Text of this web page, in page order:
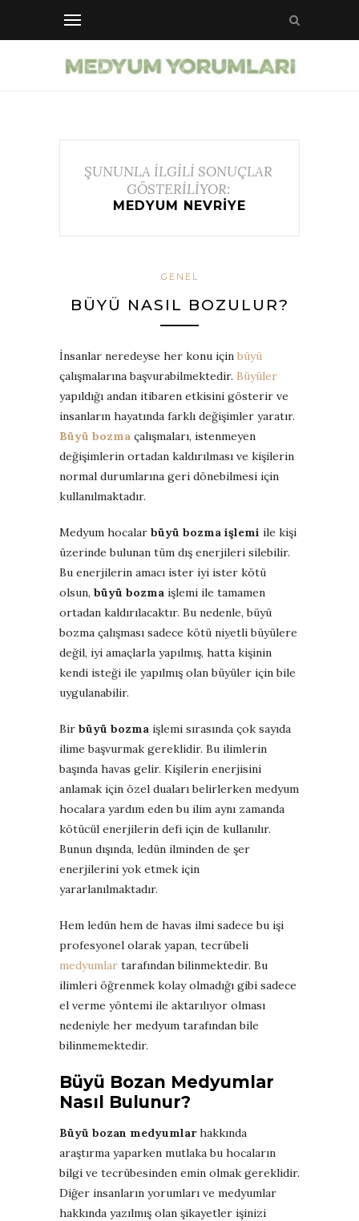
ŞUNUNLA İLGİLİ SONUÇLAR
GÖSTERİLİYOR:
MEDYUM NEVRIYE
GENEL
BÜYÜ NASIL BOZULUR?
İnsanlar neredeyse her konu için büyü
çalışmalarına başvurabilmektedir. Büyüler
yapıldığı andan itibaren etkisini gösterir ve
insanların hayatında farklı değişimler yaratır.
Büyü bozma çalışmaları, istenmeyen
değişimlerin ortadan kaldırılması ve kişilerin
normal durumlarına geri dönebilmesi için
kullanılmaktadır.
Medyum hocalar büyü bozma işlemi ile kişi
üzerinde bulunan tüm dış enerjileri silebilir.
Bu enerjilerin amacı ister iyi ister kötü
olsun, büyü bozma işlemi ile tamamen
ortadan kaldırılacaktır. Bu nedenle, büyü
bozma çalışması sadece kötü niyetli büyülere
değil, iyi amaçlarla yapılmış, hatta kişinin
kendi isteği ile yapılmış olan büyüler için bile
uygulanabilir.
Bir büyü bozma işlemi sırasında çok sayıda
ilime başvurmak gereklidir. Bu ilimlerin
başında havas gelir. Kişilerin enerjisini
anlamak için özel duaları belirlerken medyum
hocalara yardım eden bu ilim aynı zamanda
kötücül enerjilerin defi için de kullanılır.
Bunun dışında, ledün ilminden de şer
enerjilerini yok etmek için
yararlanılmaktadır.
Hem ledün hem de havas ilmi sadece bu işi
profesyonel olarak yapan, tecrübeli
medyumlar tarafından bilinmektedir. Bu
ilimleri öğrenmek kolay olmadığı gibi sadece
el verme yöntemi ile aktarılıyor olması
nedeniyle her medyum tarafından bile
bilinmemektedir.
Büyü Bozan Medyumlar
Nasıl Bulunur?
Büyü bozan medyumlarhakkında
araştırma yaparken mutlaka bu hocaların
bilgi ve tecrübesinden emin olmak gereklidir.
Diğer insanların yorumları ve medyumlar
hakkında yazılmış olan şikayetler işinizi